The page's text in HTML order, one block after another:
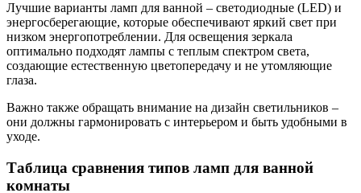
Лучшие варианты ламп для ванной – светодиодные (LED) и
энергосберегающие, которые обеспечивают яркий свет при
низком энергопотреблении. Для освещения зеркала
оптимально подходят лампы с теплым спектром света,
создающие естественную цветопередачу и не утомляющие
глаза.
Важно также обращать внимание на дизайн светильников –
они должны гармонировать с интерьером и быть удобными в
уходе.
Таблица сравнения типов ламп для ванной
комнаты